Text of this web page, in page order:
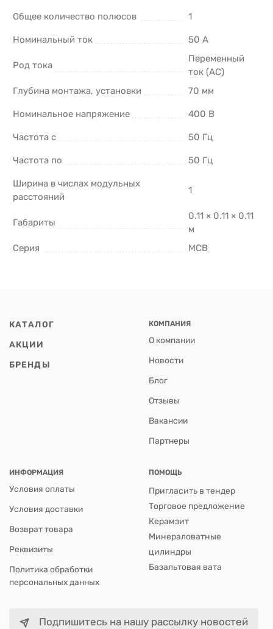
Общее количество полюсов 1
Номинальный ток 50 А
Род тока
Переменный
ток (AC)
Глубина монтажа, установки
70 мм
Номинальное напряжение 400 В
Частота с 50 Гц
Частота по 50 Гц
Ширина в числах модульных
расстояний
1
Габариты
0.11 × 0.11 × 0.11
м
Серия
MCB
КАТАЛОГ
АКЦИИ
БРЕНДЫ
КОМПАНИЯ
О компании
Новости
Блог
Отзывы
Вакансии
Партнеры
ИНФОРМАЦИЯ
Условия оплаты
Условия доставки
Возврат товара
Реквизиты
Политика обработки
персональных данных
ПОМОЩЬ
Пригласить в тендер
Торговое предложение
Керамзит
Минераловатные
цилиндры
Базальтовая вата
Подпишитесь на нашу рассылку новостей